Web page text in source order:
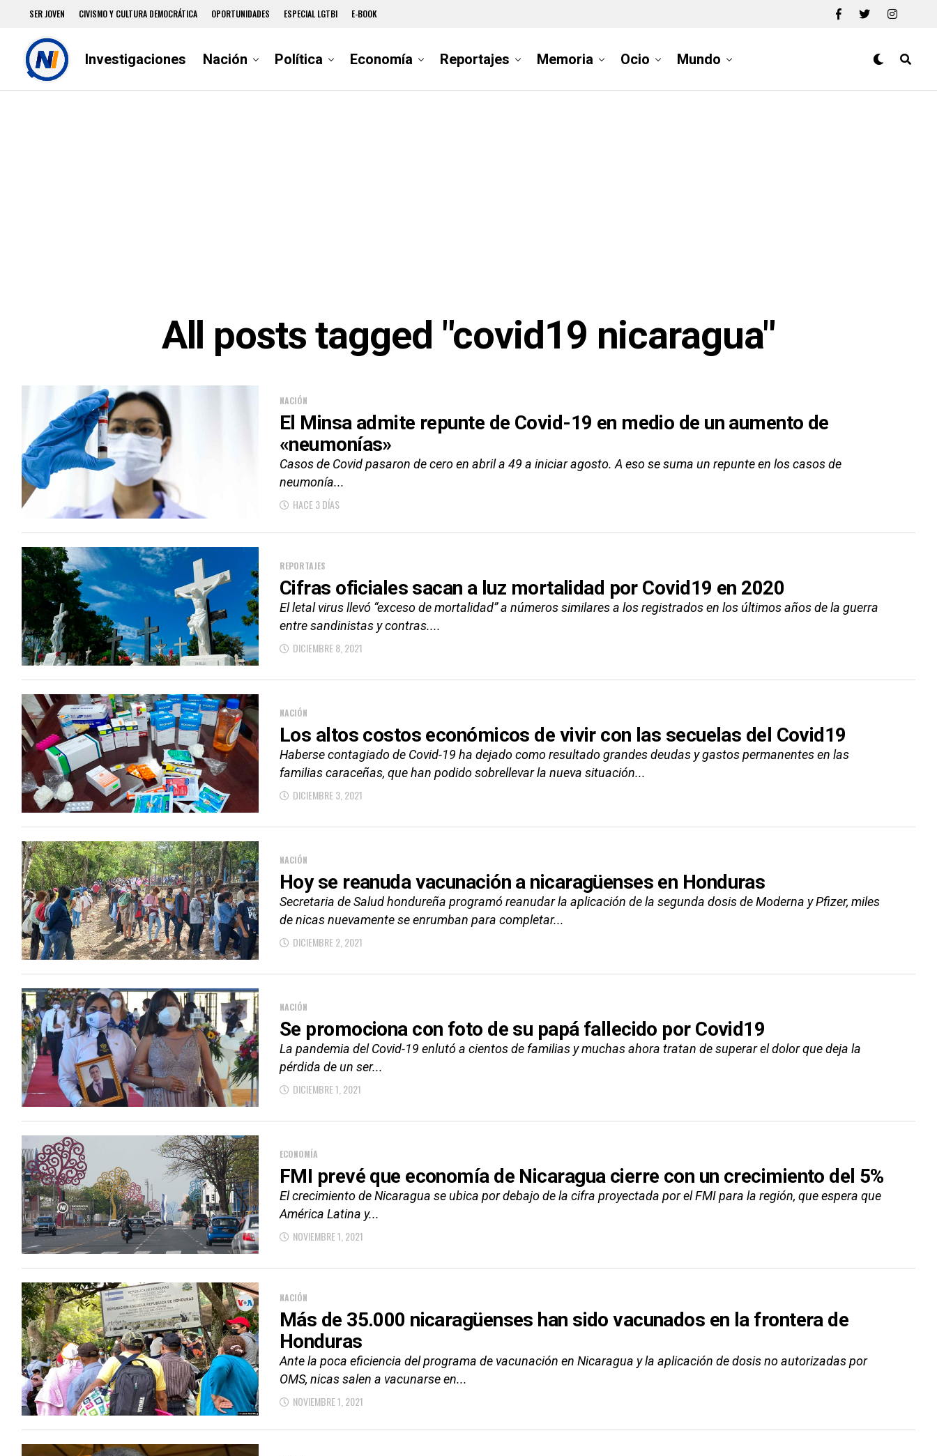
SER JOVEN CIVISMO Y CULTURA DEMOCRÁTICA OPORTUNIDADES ESPECIAL LGTBI E-BOOK
Investigaciones Nación Política Economía Reportajes Memoria Ocio Mundo
All posts tagged "covid19 nicaragua"
NACIÓN
El Minsa admite repunte de Covid-19 en medio de un aumento de
«neumonías»
Casos de Covid pasaron de cero en abril a 49 a iniciar agosto. A eso se suma un repunte en los casos de
neumonía...
HACE 3 DÍAS
REPORTAJES
Cifras oficiales sacan a luz mortalidad por Covid19 en 2020
El letal virus llevó “exceso de mortalidad” a números similares a los registrados en los últimos años de la guerra
entre sandinistas y contras....
DICIEMBRE 8, 2021
NACIÓN
Los altos costos económicos de vivir con las secuelas del Covid19
Haberse contagiado de Covid-19 ha dejado como resultado grandes deudas y gastos permanentes en las
familias caraceñas, que han podido sobrellevar la nueva situación...
DICIEMBRE 3, 2021
NACIÓN
Hoy se reanuda vacunación a nicaragüenses en Honduras
Secretaria de Salud hondureña programó reanudar la aplicación de la segunda dosis de Moderna y Pfizer, miles
de nicas nuevamente se enrumban para completar...
DICIEMBRE 2, 2021
NACIÓN
Se promociona con foto de su papá fallecido por Covid19
La pandemia del Covid-19 enlutó a cientos de familias y muchas ahora tratan de superar el dolor que deja la
pérdida de un ser...
DICIEMBRE 1, 2021
ECONOMÍA
FMI prevé que economía de Nicaragua cierre con un crecimiento del 5%
El crecimiento de Nicaragua se ubica por debajo de la cifra proyectada por el FMI para la región, que espera que
América Latina y...
NOVIEMBRE 1, 2021
NACIÓN
Más de 35.000 nicaragüenses han sido vacunados en la frontera de
Honduras
Ante la poca eficiencia del programa de vacunación en Nicaragua y la aplicación de dosis no autorizadas por
OMS, nicas salen a vacunarse en...
NOVIEMBRE 1, 2021